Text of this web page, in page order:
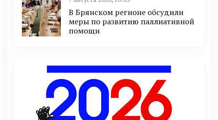
В Брянском регионе обсудили
меры по развитию паллиативной
помощи